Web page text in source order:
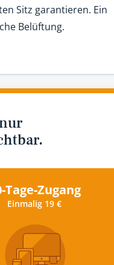
Sitz garantieren. Ein
Belüftung.
Tage-Zugang
Einmalig 19 €